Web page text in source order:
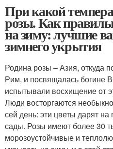
При какой
розы. Как
на зиму: лучшие
зимнего укрытия
Родина розы – Азия, откуда
Рим, и посвящалась богине
испытывали восхищение от
Люди восторгаются
сей день: эти цветы дарят
сады. Розы имеют более 30
морозоустойчивые и